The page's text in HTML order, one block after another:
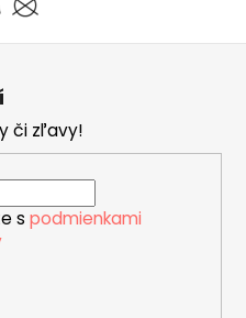
či zľavy!
s podmienkami